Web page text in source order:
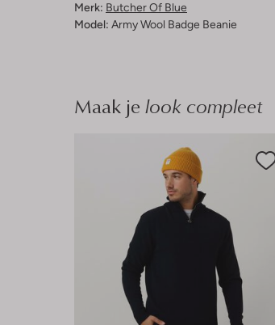
Merk: Butcher Of Blue
Model: Army Wool Badge Beanie
Maak je look compleet